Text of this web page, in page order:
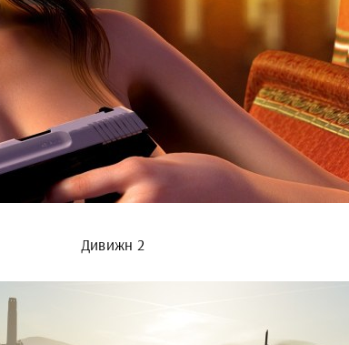
Дивижн 2